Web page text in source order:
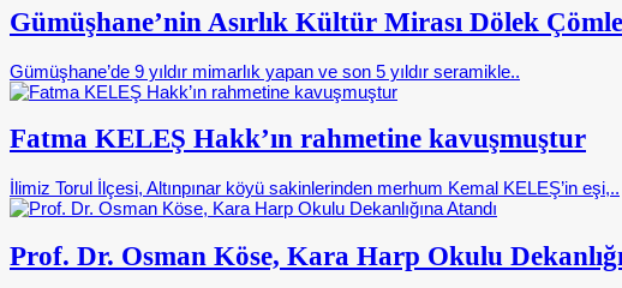
Gümüşhane’nin Asırlık Kültür Mirası Dölek
Gümüşhane’de 9 yıldır mimarlık yapan ve son 5 yıldır seramikle..
Fatma KELEŞ Hakk’ın rahmetine kavuşmuştur
İlimiz Torul İlçesi, Altınpınar köyü sakinlerinden merhum Kemal KELEŞ’in eşi,..
Prof. Dr. Osman Köse, Kara Harp Okulu